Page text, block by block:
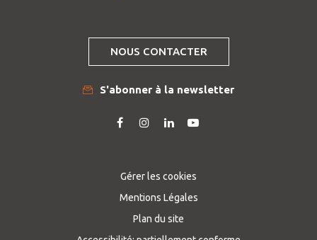
NOUS CONTACTER
S'abonner à la newsletter
Lien
compte
Facebook
Lien
compte
Instagram
Lien
compte
Linkedin
Lien
chaîne
Youtube
Gérer les cookies
Mentions Légales
Plan du site